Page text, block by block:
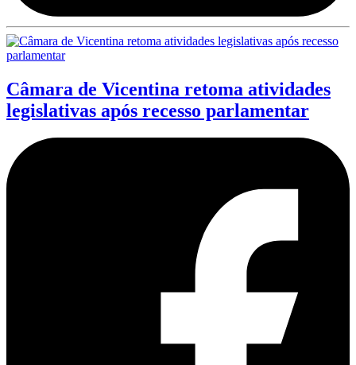
Câmara de Vicentina retoma atividades
legislativas após recesso parlamentar